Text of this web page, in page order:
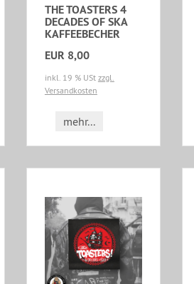
THE TOASTERS 4
DECADES OF SKA
KAFFEEBECHER
EUR 8,00
inkl. 19 % USt zzgl.
Versandkosten
mehr...